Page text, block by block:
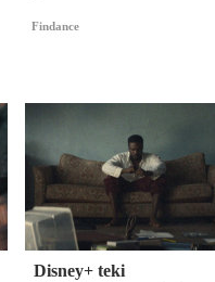
Findance
Disney+ teki